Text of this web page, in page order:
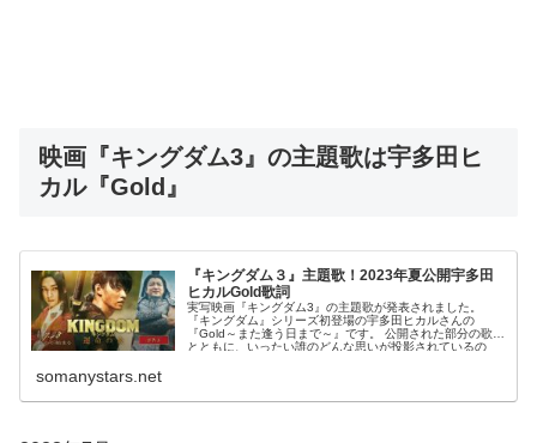
映画『キングダム3』の主題歌は宇多田ヒ
カル『Gold』
『キングダム３』主題歌！2023年夏公開宇多田
ヒカルGold歌詞
実写映画『キングダム3』の主題歌が発表されました。
『キングダム』シリーズ初登場の宇多田ヒカルさんの
『Gold～また逢う日まで～』です。 公開された部分の歌詞
とともに、いったい誰のどんな思いが投影されているの
somanystars.net